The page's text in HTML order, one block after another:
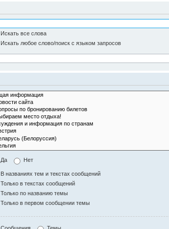
Искать все слова
Искать любое слово/поиск с языком запросов
Да Нет
В названиях тем и текстах сообщений
Только в текстах сообщений
Только по названию темы
Только в первом сообщении темы